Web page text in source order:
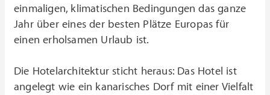
einmaligen, klimatischen Bedingungen das ganze
Jahr über eines der besten Plätze Europas für
einen erholsamen Urlaub ist.
Die Hotelarchitektur sticht heraus: Das Hotel ist
angelegt wie ein kanarisches Dorf mit einer Vielfalt